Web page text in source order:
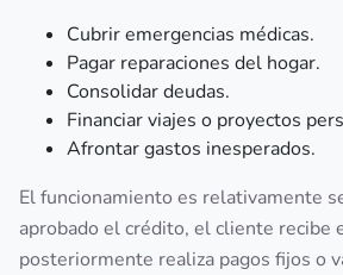
Cubrir emergencias médicas.
Pagar reparaciones del hogar.
Consolidar deudas.
Financiar viajes o proyectos
Afrontar gastos inesperados.
El funcionamiento es relativamente
aprobado el crédito, el cliente recibe
posteriormente realiza pagos fijos o